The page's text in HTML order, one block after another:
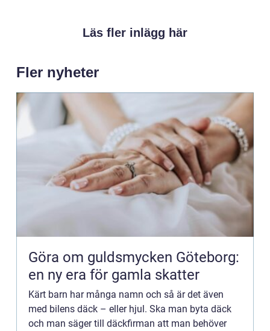
Läs fler inlägg här
Fler nyheter
Göra om guldsmycken Göteborg:
en ny era för gamla skatter
Kärt barn har många namn och så är det även
med bilens däck – eller hjul. Ska man byta däck
och man säger till däckfirman att man behöver